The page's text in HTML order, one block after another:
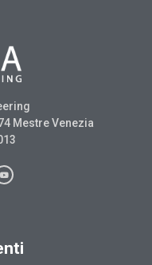
Mestre Venezia